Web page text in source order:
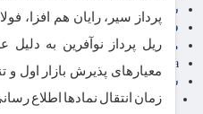
سیاسی
فارکس
مناطق آزاد تجاری
24intermedia
سایر اخبار اقتصادی
عمومی و سرگرمی
پرداز سیر، رایان هم افزا،
ریل پرداز نوآفرین به دلیل
معیارهای پذیرش بازار اول و
زمان انتقال نمادها اطلاع